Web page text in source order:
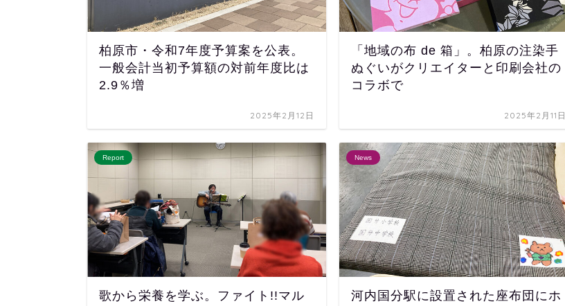
柏原市・令和7年度予算案を公表。
一般会計当初予算額の対前年度比は
2.9％増
2025年2月12日
「地域の布 de 箱」。柏原の注染手
ぬぐいがクリエイターと印刷会社の
コラボで
2025年2月11日
Report
歌から栄養を学ぶ。ファイト!!マル
News
河内国分駅に設置された座布団にホ